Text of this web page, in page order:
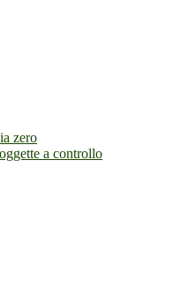
zero
a controllo